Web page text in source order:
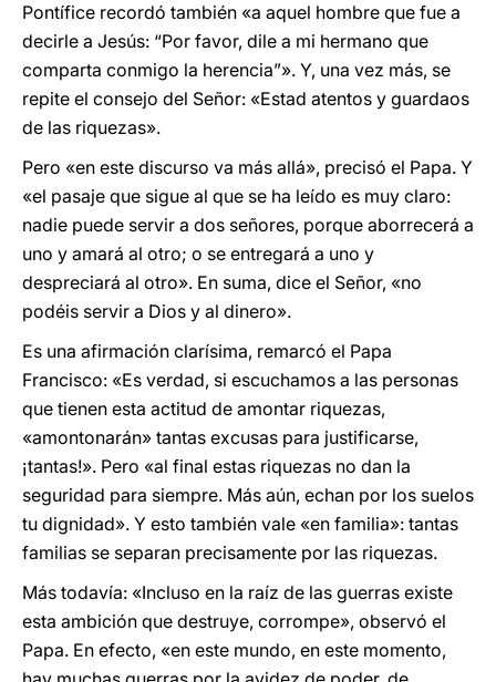
Pontífice recordó también «a aquel hombre que fue a
decirle a Jesús: “Por favor, dile a mi hermano que
comparta conmigo la herencia”». Y, una vez más, se
repite el consejo del Señor: «Estad atentos y guardaos
de las riquezas».
Pero «en este discurso va más allá», precisó el Papa. Y
«el pasaje que sigue al que se ha leído es muy claro:
nadie puede servir a dos señores, porque aborrecerá a
uno y amará al otro; o se entregará a uno y
despreciará al otro». En suma, dice el Señor, «no
podéis servir a Dios y al dinero».
Es una afirmación clarísima, remarcó el Papa
Francisco: «Es verdad, si escuchamos a las personas
que tienen esta actitud de amontar riquezas,
«amontonarán» tantas excusas para justificarse,
¡tantas!». Pero «al final estas riquezas no dan la
seguridad para siempre. Más aún, echan por los suelos
tu dignidad». Y esto también vale «en familia»: tantas
familias se separan precisamente por las riquezas.
Más todavía: «Incluso en la raíz de las guerras existe
esta ambición que destruye, corrompe», observó el
Papa. En efecto, «en este mundo, en este momento,